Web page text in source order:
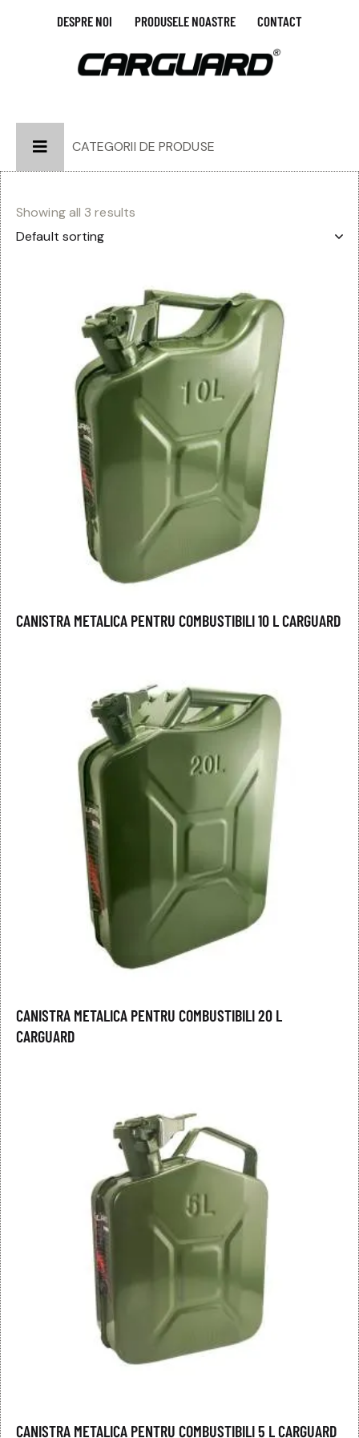
DESPRE NOI PRODUSELE NOASTRE CONTACT
CATEGORII DE PRODUSE
Showing all 3 results
CANISTRA METALICA PENTRU COMBUSTIBILI 10 L CARGUARD
CANISTRA METALICA PENTRU COMBUSTIBILI 20 L
CARGUARD
CANISTRA METALICA PENTRU COMBUSTIBILI 5 L CARGUARD